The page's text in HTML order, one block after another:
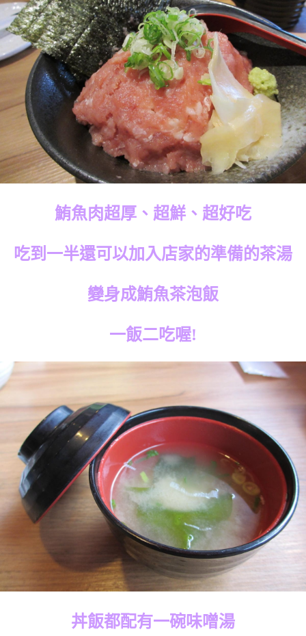
鮪魚肉超厚、超鮮、超好吃
吃到一半還可以加入店家的準備的茶湯
變身成鮪魚茶泡飯
一飯二吃喔!
丼飯都配有一碗味噌湯